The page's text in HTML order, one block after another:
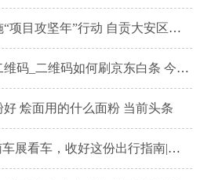
坚年”行动 自贡大安区开展企业调研督导
码_二维码如何刷京东白条 今热点
烩面用的什么面粉 当前头条
看车，收好这份出行指南|天天速讯